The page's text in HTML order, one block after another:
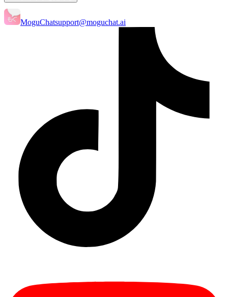
MoguChatsupport@moguchat.ai